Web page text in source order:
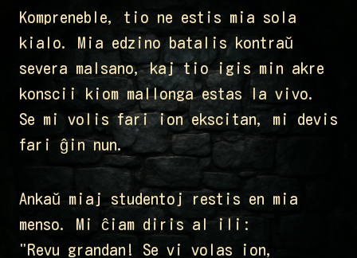
Kompreneble, tio ne estis mia sola
kialo. Mia edzino batalis kontraŭ
severa malsano, kaj tio igis min akre
konscii kiom mallonga estas la vivo.
Se mi volis fari ion ekscitan, mi devis
fari ĝin nun.
Ankaŭ miaj studentoj restis en mia
menso. Mi ĉiam diris al ili:
"Revu grandan! Se vi volas ion,